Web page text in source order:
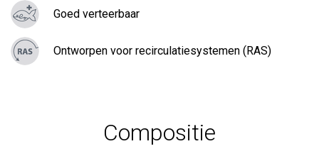
Goed verteerbaar
Ontworpen voor recirculatiesystemen (RAS)
Compositie